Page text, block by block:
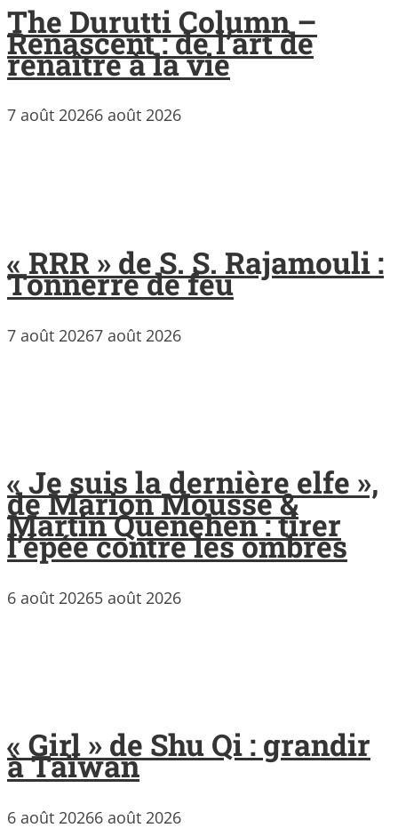
The Durutti Column –
Renascent : de l’art de
renaître à la vie
7 août 20266 août 2026
« RRR » de S. S. Rajamouli :
Tonnerre de feu
7 août 20267 août 2026
« Je suis la dernière elfe »,
de Marion Mousse &
Martin Quenehen : tirer
l’épée contre les ombres
6 août 20265 août 2026
« Girl » de Shu Qi : grandir
à Taïwan
6 août 20266 août 2026